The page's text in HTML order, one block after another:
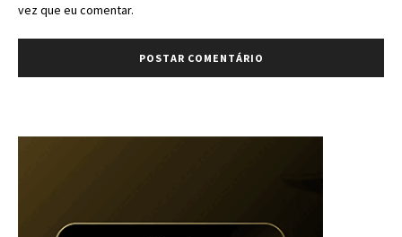
vez que eu comentar.